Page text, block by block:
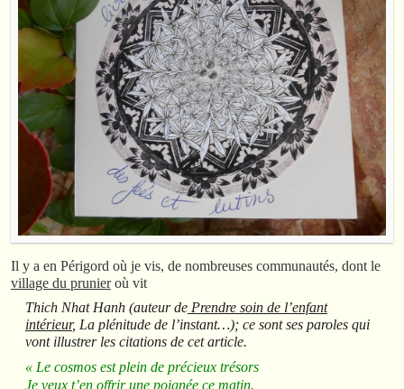
Il y a en Périgord où je vis, de nombreuses communautés, dont le
village du prunieroù vit
Thich Nhat Hanh (auteur dePrendre soin de l’enfant
intérieur, La plénitude de l’instant…); ce sont ses paroles qui
vont illustrer les citations de cet article.
« Le cosmos est plein de précieux trésors
Je veux t’en offrir une poignée ce matin.